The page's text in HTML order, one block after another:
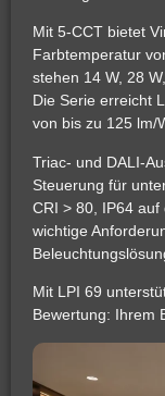
Mit 5-CCT bietet
Farbtemperatur
stehen 14 W, 28
Die Serie erreicht
von bis zu 125 lm/
Triac- und DALI-
Steuerung für
CRI > 80, IP64 auf
wichtige
Mit LPI 69
Bewertung: Ihrem